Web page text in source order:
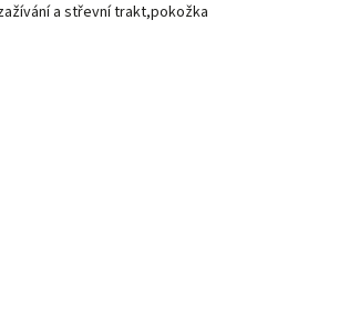
a střevní trakt,pokožka